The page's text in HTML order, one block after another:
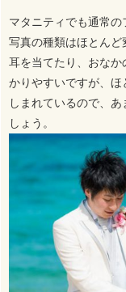
マタニティでも通常
写真の種類はほとんど
耳を当てたり、おな
かりやすいですが、
しまれているので、
しょう。